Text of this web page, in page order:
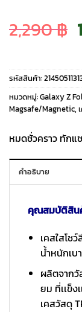
2,290฿
รหัสสินค้า:
หมวดหมู่:Galaxy Z
Magsafe/Magnetic,
หมดชั่วคราว ทักแ
คำอธิบาย
คุณสมบัติสิน
เคสใสโช
น้ำหนักเบ
ผลิตจากวั
ยม ที่เเข็ง
เคสวัสดุ